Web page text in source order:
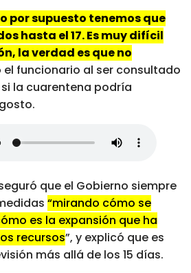
por supuesto tenemos que
hasta el 17. Es muy difícil
la verdad es que no
el funcionario al ser consultado
la cuarentena podría
que el Gobierno siempre
“mirando cómo se
es la expansión que ha
recursos”, y explicó que es
más allá de los 15 días.